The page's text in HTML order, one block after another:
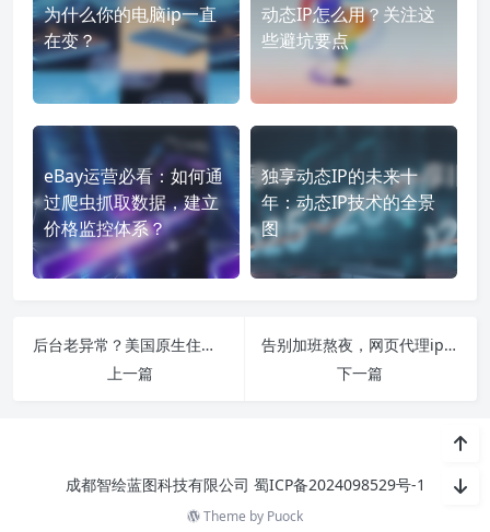
为什么你的电脑ip一直
在变？
动态IP怎么用？关注这
些避坑要点
eBay运营必看：如何通
过爬虫抓取数据，建立
价格监控体系？
独享动态IP的未来十
年：动态IP技术的全景
图
后台老异常？美国原生住宅IP如何改善亚马逊美国站运营环境
上一篇
告别加班熬夜，网页代理ip帮你轻松搞定这些头疼工作
下一篇
成都智绘蓝图科技有限公司 蜀ICP备2024098529号-1
Theme by Puock